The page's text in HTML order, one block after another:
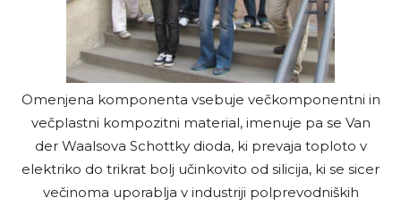
Omenjena komponenta vsebuje večkomponentni in
večplastni kompozitni material, imenuje pa se Van
der Waalsova Schottky dioda, ki prevaja toploto v
elektriko do trikrat bolj učinkovito od silicija, ki se sicer
večinoma uporablja v industriji polprevodniških